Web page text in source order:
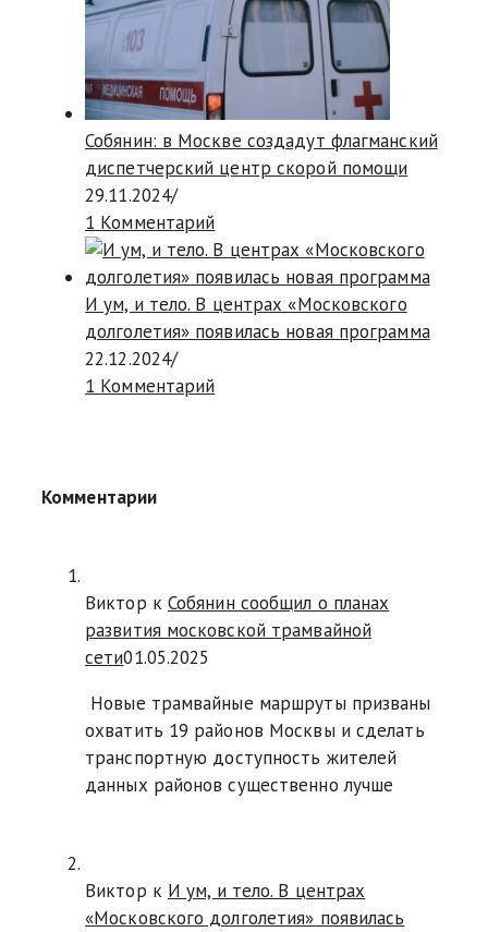
Собянин: в Москве создадут флагманский
диспетчерский центр скорой помощи
29.11.2024/
1 Комментарий
И ум, и тело. В центрах «Московского
долголетия» появилась новая программа
22.12.2024/
1 Комментарий
Комментарии
Виктор к Собянин сообщил о планах
развития московской трамвайной
сети01.05.2025
Новые трамвайные маршруты призваны
охватить 19 районов Москвы и сделать
транспортную доступность жителей
данных районов существенно лучше
Виктор к И ум, и тело. В центрах
«Московского долголетия» появилась